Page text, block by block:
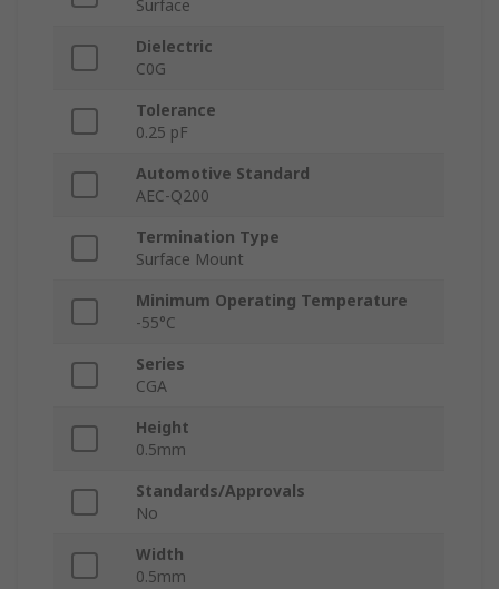
Surface
Dielectric
C0G
Tolerance
0.25 pF
Automotive Standard
AEC-Q200
Termination Type
Surface Mount
Minimum Operating Temperature
-55°C
Series
CGA
Height
0.5mm
Standards/Approvals
No
Width
0.5mm